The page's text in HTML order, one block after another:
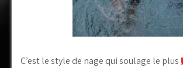
C’est le style de nage qui soulage le plus